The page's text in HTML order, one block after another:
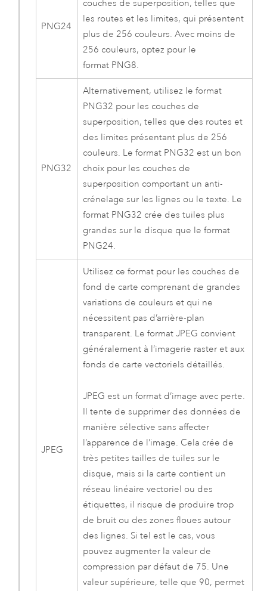
PNG24
couches de superposition, telles que
les routes et les limites, qui présentent
plus de 256 couleurs. Avec moins de
256 couleurs, optez pour le
format PNG8.
PNG32
Alternativement, utilisez le format
PNG32 pour les couches de
superposition, telles que des routes et
des limites présentant plus de 256
couleurs. Le format PNG32 est un bon
choix pour les couches de
superposition comportant un anti-
crénelage sur les lignes ou le texte. Le
format PNG32 crée des tuiles plus
grandes sur le disque que le format
PNG24.
JPEG
Utilisez ce format pour les couches de
fond de carte comprenant de grandes
variations de couleurs et qui ne
nécessitent pas d’arrière-plan
transparent. Le format JPEG convient
généralement à l’imagerie raster et aux
fonds de carte vectoriels détaillés.
JPEG est un format d’image avec perte.
Il tente de supprimer des données de
manière sélective sans affecter
l’apparence de l’image. Cela crée de
très petites tailles de tuiles sur le
disque, mais si la carte contient un
réseau linéaire vectoriel ou des
étiquettes, il risque de produire trop
de bruit ou des zones floues autour
des lignes. Si tel est le cas, vous
pouvez augmenter la valeur de
compression par défaut de 75. Une
valeur supérieure, telle que 90, permet